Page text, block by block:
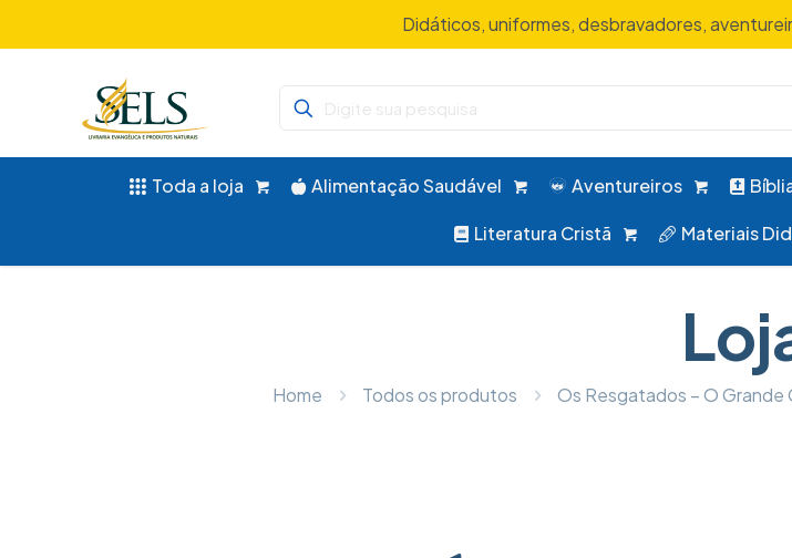
Didáticos, uniformes, desbravadores,
Toda a loja Alimentação Saudável Aventureiros
Literatura Cristã Materiais
Home Todos os produtos Os Resgatados – O Grande